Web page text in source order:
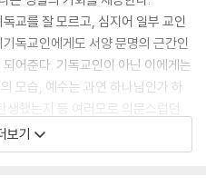
교를 잘 모르고, 심지어 일부 교인
독교인에게도 서양 문명의 근간인
어준다. 기독교인이 아닌 이에게는
모습, 예수는 과연 하나님인가 하
생했는지 등 여러모로 의문스럽던
해하기 쉬운 비유를 들어 설명하
의 지적 욕구를 충족시켜줄 입문서
보기